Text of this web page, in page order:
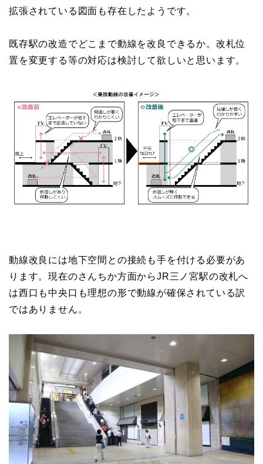
拡張されている図面も存在したようです。
既存駅の改造でどこまで動線を改良できるか。改札位
置を変更する等の対応は検討して欲しいと思います。
動線改良には地下空間との接続も手を付ける必要があ
ります。現在のさんちか方面からJR三ノ宮駅の改札へ
は西口も中央口も理想の形で動線が確保されている訳
ではありません。